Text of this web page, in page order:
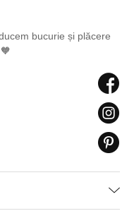
bucurie și plăcere